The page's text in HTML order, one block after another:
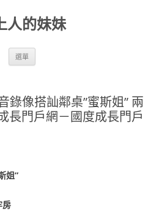
人的妹妹
選單
錄像搭訕鄰桌”蜜斯姐” 兩
長門戶網－國度成長門戶
姐”
房